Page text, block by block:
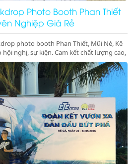
Photo Booth Phan Thiết
Nghiệp Giá Rẻ
photo booth Phan Thiết, Mũi Né, Kê
nghị, sự kiện. Cam kết chất lượng cao,